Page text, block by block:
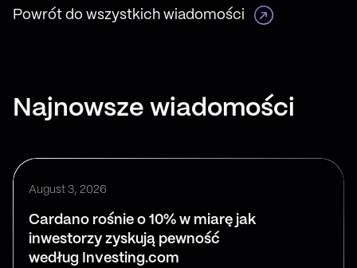
Powrót do wszystkich wiadomości
Najnowsze wiadomości
August 3, 2026
Cardano rośnie o 10% w miarę jak
inwestorzy zyskują pewność
według Investing.com